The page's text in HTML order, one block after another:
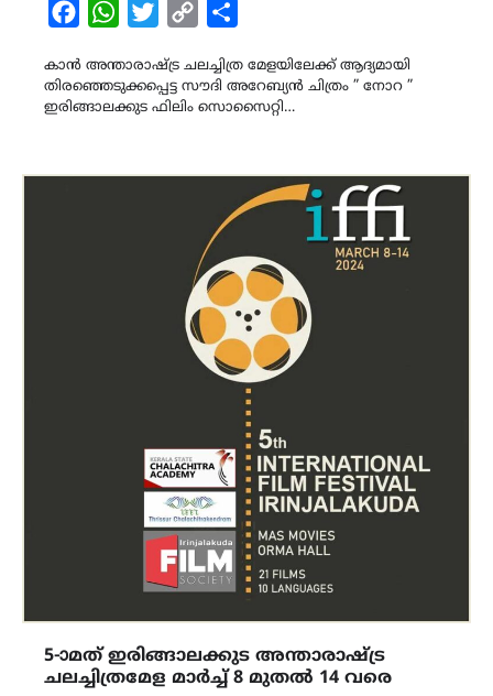
FacebookWhatsAppTwitterCopy
കാൻ അന്താരാഷ്ട്ര ചലച്ചിത്ര മേളയിലേക്ക് ആദ്യമായി
തിരഞ്ഞെടുക്കപ്പെട്ട സൗദി അറേബ്യൻ ചിത്രം ” നോറ ”
ഇരിങ്ങാലക്കുട ഫിലിം സൊസൈറ്റി…
5-ാമത് ഇരിങ്ങാലക്കുട അന്താരാഷ്ട്ര
ചലച്ചിത്രമേള മാർച്ച് 8 മുതൽ 14 വരെ